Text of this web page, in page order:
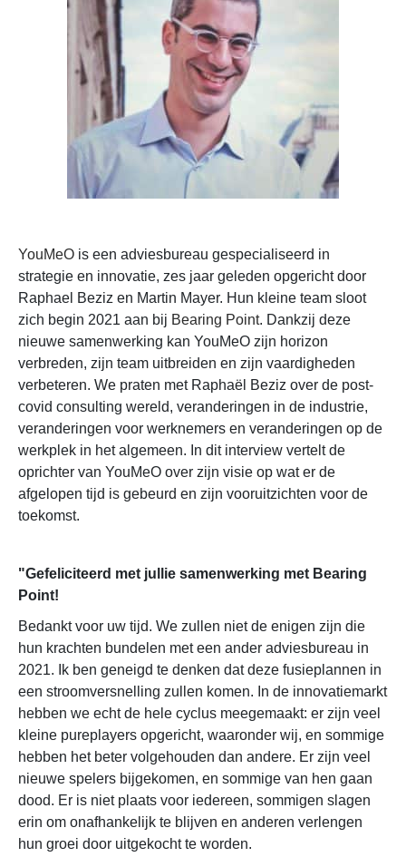
YouMeO is een adviesbureau gespecialiseerd in
strategie en innovatie, zes jaar geleden opgericht door
Raphael Beziz en Martin Mayer. Hun kleine team sloot
zich begin 2021 aan bij Bearing Point. Dankzij deze
nieuwe samenwerking kan YouMeO zijn horizon
verbreden, zijn team uitbreiden en zijn vaardigheden
verbeteren. We praten met Raphaël Beziz over de post-
covid consulting wereld, veranderingen in de industrie,
veranderingen voor werknemers en veranderingen op de
werkplek in het algemeen. In dit interview vertelt de
oprichter van YouMeO over zijn visie op wat er de
afgelopen tijd is gebeurd en zijn vooruitzichten voor de
toekomst.
"Gefeliciteerd met jullie samenwerking met Bearing
Point!
Bedankt voor uw tijd. We zullen niet de enigen zijn die
hun krachten bundelen met een ander adviesbureau in
2021. Ik ben geneigd te denken dat deze fusieplannen in
een stroomversnelling zullen komen. In de innovatiemarkt
hebben we echt de hele cyclus meegemaakt: er zijn veel
kleine pureplayers opgericht, waaronder wij, en sommige
hebben het beter volgehouden dan andere. Er zijn veel
nieuwe spelers bijgekomen, en sommige van hen gaan
dood. Er is niet plaats voor iedereen, sommigen slagen
erin om onafhankelijk te blijven en anderen verlengen
hun groei door uitgekocht te worden.